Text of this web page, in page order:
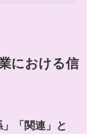
における信
「関連」と